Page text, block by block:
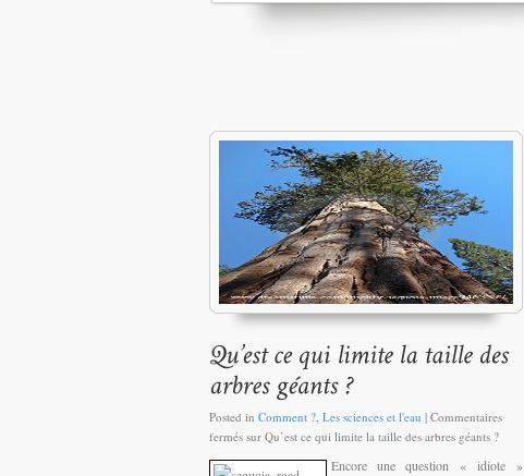
Posted in Comment ?, Les sciences et l'eau | Commentaires
fermés sur Qu’est ce qui limite la taille des arbres géants ?
Encore une question « idiote »